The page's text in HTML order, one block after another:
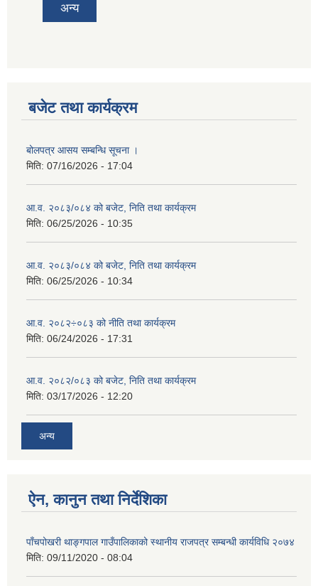
अन्य
बजेट तथा कार्यक्रम
बोलपत्र आसय सम्बन्धि सूचना ।
मिति: 07/16/2026 - 17:04
आ.व. २०८३/०८४ को बजेट, निति तथा कार्यक्रम
मिति: 06/25/2026 - 10:35
आ.व. २०८३/०८४ को बजेट, निति तथा कार्यक्रम
मिति: 06/25/2026 - 10:34
आ.व. २०८२÷०८३ को नीति तथा कार्यक्रम
मिति: 06/24/2026 - 17:31
आ.व. २०८२/०८३ को बजेट, निति तथा कार्यक्रम
मिति: 03/17/2026 - 12:20
अन्य
ऐन, कानुन तथा निर्देशिका
पाँचपोखरी थाङ्गपाल गाउँपालिकाको स्थानीय राजपत्र सम्बन्धी कार्यविधि २०७४
मिति: 09/11/2020 - 08:04